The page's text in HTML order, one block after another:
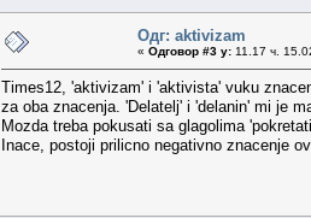
Одг: aktivizam
« Одговор #3 у: 11.17 ч.
Times12, 'aktivizam' i 'aktivista' vuku
za oba znacenja. 'Delatelj' i 'delanin' mi je
Mozda treba pokusati sa glagolima
Inace, postoji prilicno negativno znacenje